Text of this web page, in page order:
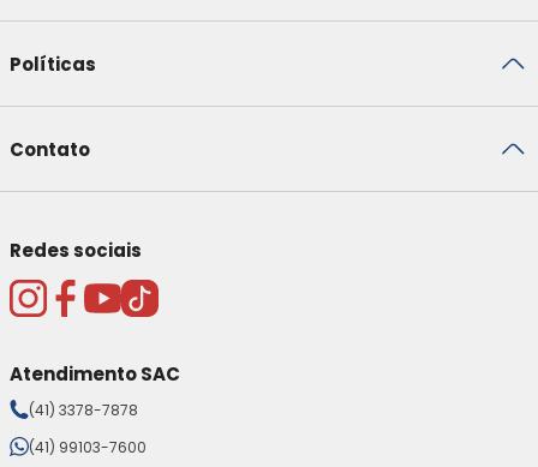
Políticas
Contato
Redes sociais
Atendimento SAC
(41) 3378-7878
(41) 99103-7600